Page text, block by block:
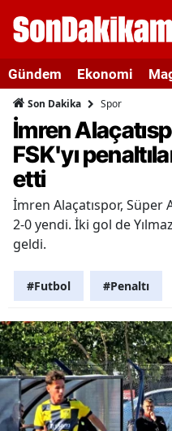
Gündem Ekonomi
Son Dakika Spor
İmren
FSK'yı
etti
İmren Alaçatıspor, Süper
2-0 yendi. İki gol de
geldi.
#Futbol #Penaltı